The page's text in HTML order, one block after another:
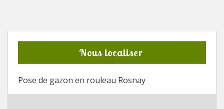
Nous localiser
Pose de gazon en rouleau Rosnay